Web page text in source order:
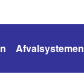
Afvalsystemen